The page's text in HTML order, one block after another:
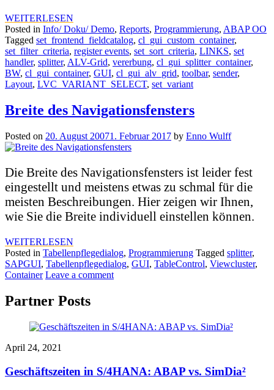
WEITERLESEN
Posted in Info/ Doku/ Demo, Reports, Programmierung, ABAP OO
Tagged set_frontend_fieldcatalog, cl_gui_custom_container,
set_filter_criteria, register events, set_sort_criteria, LINKS, set
handler, splitter, ALV-Grid, vererbung, cl_gui_splitter_container,
BW, cl_gui_container, GUI, cl_gui_alv_grid, toolbar, sender,
Layout, LVC_VARIANT_SELECT, set_variant
Breite des Navigationsfensters
Posted on 20. August 20071. Februar 2017 by Enno Wulff
Die Breite des Navigationsfensters ist leider fest
eingestellt und meistens etwas zu schmal für die
meisten Beschreibungen. Hier zeigen wir Ihnen,
wie Sie die Breite individuell einstellen können.
WEITERLESEN
Posted in Tabellenpflegedialog, Programmierung Tagged splitter,
SAPGUI, Tabellenpflegedialog, GUI, TableControl, Viewcluster,
Container Leave a comment
Partner Posts
April 24, 2021
Geschäftszeiten in S/4HANA: ABAP vs. SimDia²